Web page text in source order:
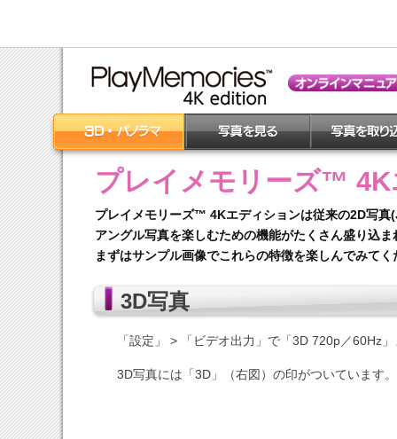
プレイメモリーズ™
プレイメモリーズ™ 4Kエディションは従来の2D写
アングル写真を楽しむための機能がたくさん盛り込ま
まずはサンプル画像でこれらの特徴を楽しんでみてく
3D写真
「設定」 > 「ビデオ出力」で「3D 720p／60Hz
3D写真には「3D」（右図）の印がついています。